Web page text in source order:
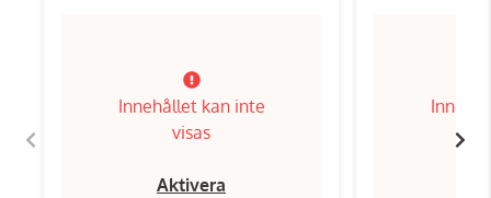
Innehållet kan inte
visas
Aktivera